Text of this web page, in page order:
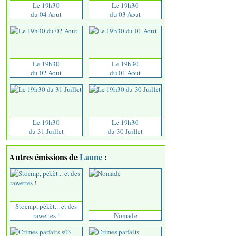
Le 19h30
du 04 Aout
Le 19h30
du 03 Aout
Le 19h30
du 02 Aout
Le 19h30
du 01 Aout
Le 19h30
du 31 Juillet
Le 19h30
du 30 Juillet
Autres émissions deLaune :
Stoemp, pèkèt... et des
rawettes !
Nomade